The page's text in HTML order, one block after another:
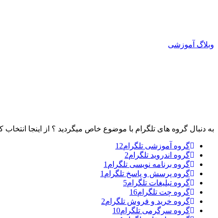
وبلاگ آموزشی
به دنبال گروه های تلگرام با موضوع خاص میگردید ؟ از اینجا انتخاب
گروه آموزشی تلگرام12
گروه اندروید تلگرام2
گروه برنامه نویسی تلگرام 1
گروه پرسش و پاسخ تلگرام 1
گروه تبلیغات تلگرام5
گروه چت تلگرام16
گروه خرید و فروش تلگرام2
گروه سرگرمی تلگرام10